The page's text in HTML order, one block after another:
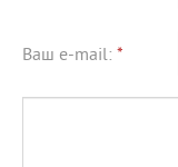
Ваш e-mail: *